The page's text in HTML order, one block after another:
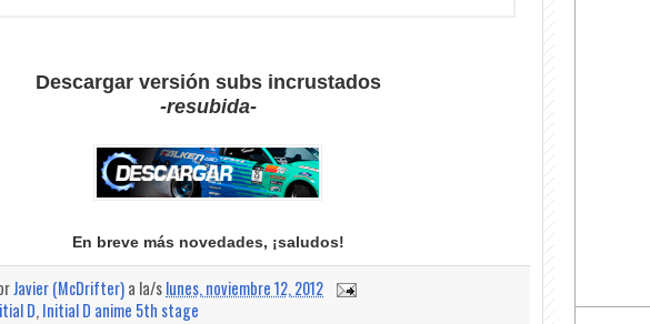
Descargar versión subs incrustados
-resubida-
En breve más novedades, ¡saludos!
Javier (McDrifter)a la/slunes, noviembre 12, 2012
D,Initial D anime 5th stage